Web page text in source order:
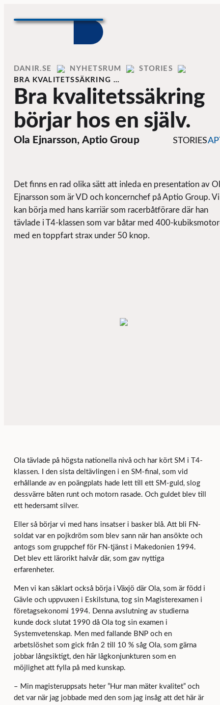
Home
DANIR NYHETSRUM
STORIES
BRA KVALITETSSÄKRING …
Bra kvalitetssäkring
börjar hos en själv.
Ola Ejnarsson, Aptio Group STORIES
Det finns en rad olika sätt att inleda en presentation av
Ejnarsson som är VD och koncernchef på Aptio Group. Vi
kan börja med hans karriär som racerbåtförare där han
tävlade i T4-klassen som var båtar med 400-
med en toppfart strax under 50 knop.
Ola tävlade på högsta nationella nivå och har kört SM i T4-
klassen. I den sista deltävlingen i en SM-final, som vid
erhållande av en poängplats hade lett till ett SM-guld, slog
dessvärre båten runt och motorn rasade. Och guldet blev till
ett hedersamt silver.
Eller så börjar vi med hans insatser i basker blå. Att bli FN-
soldat var en pojkdröm som blev sann när han ansökte och
antogs som gruppchef för FN-tjänst i Makedonien 1994.
Det blev ett lärorikt halvår där, som gav nyttiga
erfarenheter.
Men vi kan såklart också börja i Växjö där Ola, som är född i
Gävle och uppvuxen i Eskilstuna, tog sin Magisterexamen i
företagsekonomi 1994. Denna avslutning av studierna
kunde dock slutat 1990 då Ola tog sin examen i
Systemvetenskap. Men med fallande BNP och en
arbetslöshet som gick från 2 till 10 % såg Ola, som gärna
jobbar långsiktigt, den här lågkonjunkturen som en
möjlighet att fylla på med kunskap.
– Min magisteruppsats heter ”Hur man mäter kvalitet” och
det var när jag jobbade med den som jag insåg att det här är